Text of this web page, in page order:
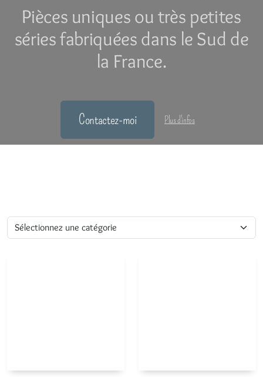
Pièces uniques ou très petites
séries fabriquées dans le Sud de
la France.
Contactez-moi Plus d'infos